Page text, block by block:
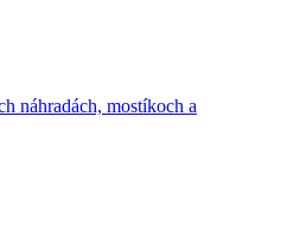
náhradách, mostíkoch a